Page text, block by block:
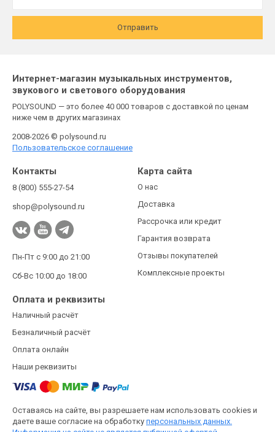
Отправить
Интернет-магазин музыкальных инструментов,
звукового и светового оборудования
POLYSOUND — это более 40 000 товаров с доставкой по ценам
ниже чем в других магазинах
2008-2026 © polysound.ru
Пользовательское соглашение
Контакты
8 (800) 555-27-54
shop@polysound.ru
Пн-Пт с 9:00 до 21:00
Сб-Вс 10:00 до 18:00
Карта сайта
О нас
Доставка
Рассрочка или кредит
Гарантия возврата
Отзывы покупателей
Комплексные проекты
Оплата и реквизиты
Наличный расчёт
Безналичный расчёт
Оплата онлайн
Наши реквизиты
Оставаясь на сайте, вы разрешаете нам использовать cookies и
даете ваше согласие на обработку персональных данных.